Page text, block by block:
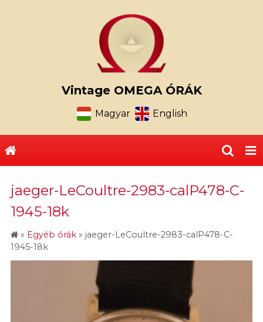
Vintage OMEGA ÓRÁK
Magyar English
jaeger-LeCoultre-2983-calP478-C-
1945-18k
» Egyéb órák » jaeger-LeCoultre-2983-calP478-C-
1945-18k